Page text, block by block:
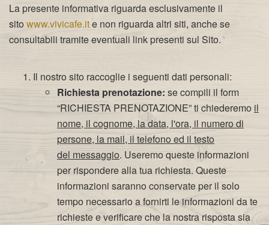
La presente informativa riguarda esclusivamente il
sito www.vivicafe.ite non riguarda altri siti, anche se
consultabili tramite eventuali link presenti sul Sito.
Il nostro sito raccoglie i seguenti dati personali:
Richiesta prenotazione: se compili il form
“RICHIESTA PRENOTAZIONE” ti chiederemo il
nome, il cognome, la data, l'ora, il numero di
persone, la mail, il telefono ed il testo
del messaggio. Useremo queste informazioni
per rispondere alla tua richiesta. Queste
informazioni saranno conservate per il solo
tempo necessario a fornirti le informazioni da te
richieste e verificare che la nostra risposta sia